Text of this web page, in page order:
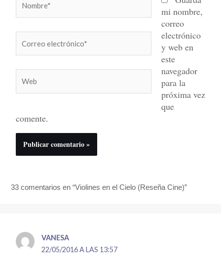
electrónico*
mi nombre,
correo
electrónico
y web en
este
navegador
para la
próxima vez
que
comente.
33 comentarios en “Violines en el Cielo (Reseña Cine)”
VANESA
22/05/2016 A LAS 13:57